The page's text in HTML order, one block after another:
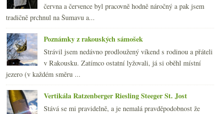
června a července byl pracovně hodně náročný a pak jsem
tradičně prchnul na Šumavu a...
Poznámky z rakouských sámošek
Strávil jsem nedávno prodloužený víkend s rodinou a přáteli
v Rakousku. Zatímco ostatní lyžovali, já si oběhl místní
jezero (v každém směru ...
Vertikála Ratzenberger Riesling Steeger St. Jost
Stává se mi pravidelně, a je nemalá pravděpodobnost že